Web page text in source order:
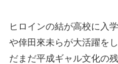
ヒロインの結が高校に入
や倖田來未らが大活躍を
だまだ平成ギャル文化の